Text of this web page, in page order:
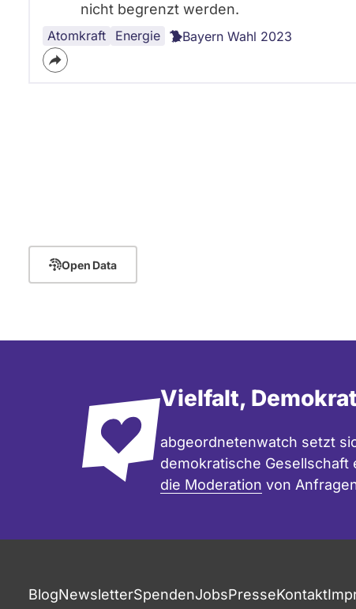
nicht begrenzt werden.
Atomkraft Energie Bayern Wahl 2023
Open Data
Vielfalt,
abgeordnetenwatch setzt
demokratische
die Moderation von
BlogNewsletterSpendenJobsPresseKontakt